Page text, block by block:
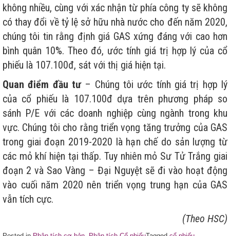
không nhiều, cùng với xác nhận từ phía công ty sẽ không
có thay đổi về tỷ lệ sở hữu nhà nước cho đến năm 2020,
chúng tôi tin rằng định giá GAS xứng đáng với cao hơn
bình quân 10%. Theo đó, ước tính giá trị hợp lý của cổ
phiếu là 107.100đ, sát với thị giá hiện tại.
Quan điểm đầu tư– Chúng tôi ước tính giá trị hợp lý
của cổ phiếu là 107.100đ dựa trên phương pháp so
sánh P/E với các doanh nghiệp cùng ngành trong khu
vực. Chúng tôi cho rằng triển vọng tăng trưởng của GAS
trong giai đoạn 2019-2020 là hạn chế do sản lượng từ
các mỏ khí hiện tại thấp. Tuy nhiên mỏ Sư Tử Trắng giai
đoạn 2 và Sao Vàng – Đại Nguyệt sẽ đi vào hoạt động
vào cuối năm 2020 nên triển vọng trung hạn của GAS
vẫn tích cực.
(Theo HSC)